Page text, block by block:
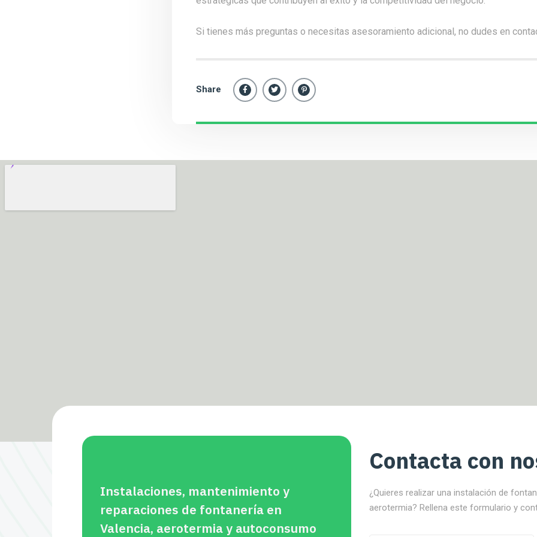
Si tienes más preguntas o necesitas asesoramiento adicional, no dudes en
Share
Instalaciones, mantenimiento y
reparaciones de fontanería en
Valencia, aerotermia y autoconsumo
Contacta con
¿Quieres realizar una instalación de
aerotermia? Rellena este formulario y